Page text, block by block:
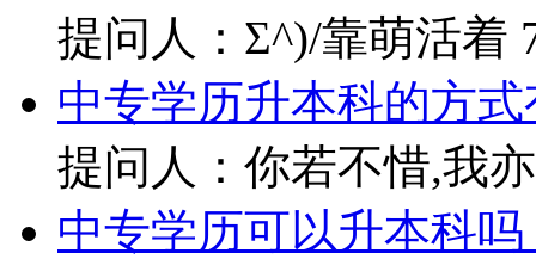
提问人：Σ^)/靠萌活着
中专学历升本科的方
提问人：你若不惜,我
中专学历可以升本科